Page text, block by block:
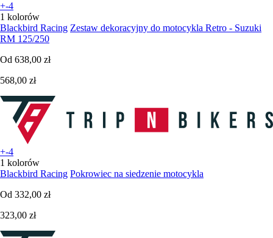
+-4
1 kolorów
Blackbird Racing Zestaw dekoracyjny do motocykla Retro - Suzuki
RM 125/250
Od 638,00 zł
568,00 zł
+-4
1 kolorów
Blackbird Racing Pokrowiec na siedzenie motocykla
Od 332,00 zł
323,00 zł